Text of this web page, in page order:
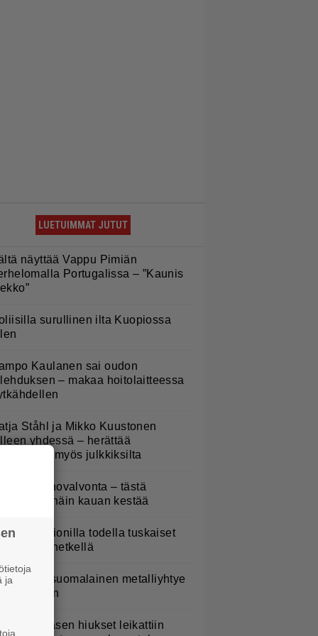
LUETUIMMAT JUTUT
näyttää Vappu Pimiän
Portugalissa – ”Kaunis
surullinen ilta Kuopiossa
Kaulanen sai oudon
– makaa hoitolaitteessa
Ståhl ja Mikko Kuustonen
yhdessä – herättää
myös julkkiksilta
tehovalvonta – tästä
ja näin kauan kestää
Marionilla todella tuskaiset
tällä hetkellä
suomalainen metalliyhtye
paluun
Rissasen hiukset leikattiin
ja